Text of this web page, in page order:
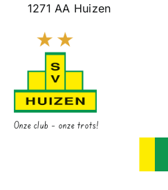
1271 AA Huizen
Onze club – onze trots!